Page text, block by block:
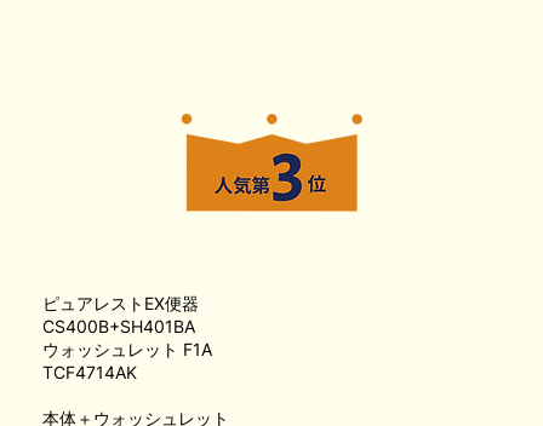
ピュアレストEX便器
CS400B+SH401BA
ウォッシュレット F1A
TCF4714AK
本体＋ウォッシュレット